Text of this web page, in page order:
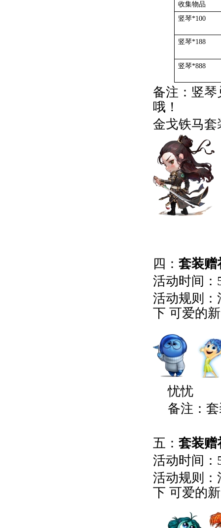
收集物品
竖琴*100
竖琴*188
竖琴*888
备注：竖
哦！
金戈铁马套
四： 套装
活动时间：
活动规则：
下 可爱的
忧
备注：
五： 套装
活动时间：
活动规则：
下 可爱的